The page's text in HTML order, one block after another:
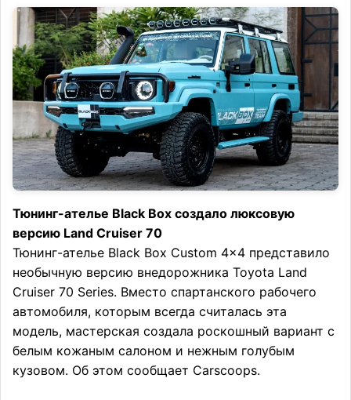
Тюнинг-ателье Black Box создало люксовую
версию Land Cruiser 70
Тюнинг-ателье Black Box Custom 4×4 представило
необычную версию внедорожника Toyota Land
Cruiser 70 Series. Вместо спартанского рабочего
автомобиля, которым всегда считалась эта
модель, мастерская создала роскошный вариант с
белым кожаным салоном и нежным голубым
кузовом. Об этом сообщает Carscoops.